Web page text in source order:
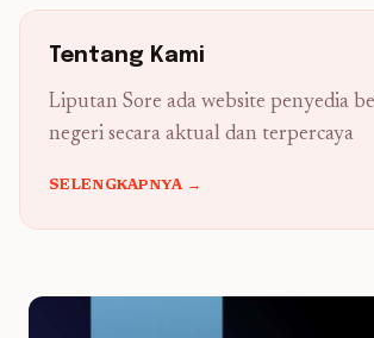
Tentang Kami
Liputan Sore ada website penyedia
negeri secara aktual dan terpercaya
SELENGKAPNYA →